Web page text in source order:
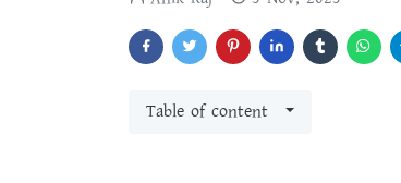
Table of content